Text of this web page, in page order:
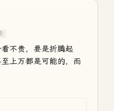
不贵，要是折腾起
上万都是可能的，而